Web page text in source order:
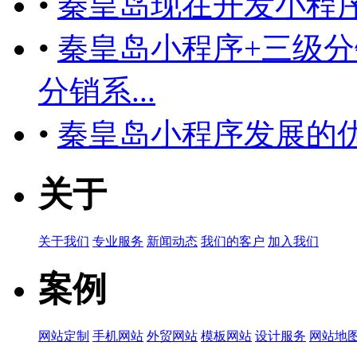
• 秦皇岛小程序+三级
分销系...
• 秦皇岛小程序发展的
关于
关于我们 专业服务 新闻动态 我们的客户 加入我们
案例
网站定制 手机网站 外贸网站 模板网站 设计服务 网站地